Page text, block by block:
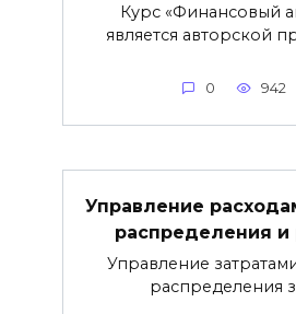
Курс «Финансовый
является авторской
0 942
Управление
распределения и
Управление
распределения